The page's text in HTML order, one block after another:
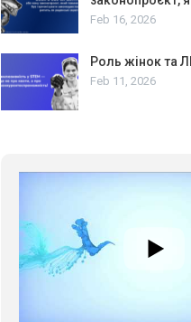
Feb 16, 2026
Роль жінок та
Feb 11, 2026
звернення про те, що навіть
містах та не можемо
закликаємо всіх хто поділяє
солідарності, приєднатися до
підрозділи ГАУ є в 16 областях
423 Просмотров